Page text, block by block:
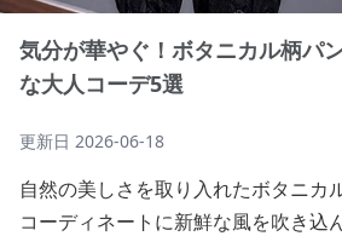
気分が華やぐ！ボタニカル柄パ
な大人コーデ5選
更新日 2026-06-18
自然の美しさを取り入れたボタニカ
コーディネートに新鮮な風を吹き込